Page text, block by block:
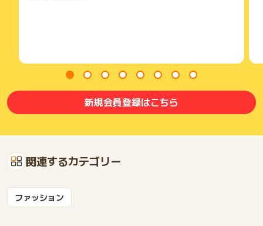
新規会員登録はこちら
関連するカテゴリー
ファッション